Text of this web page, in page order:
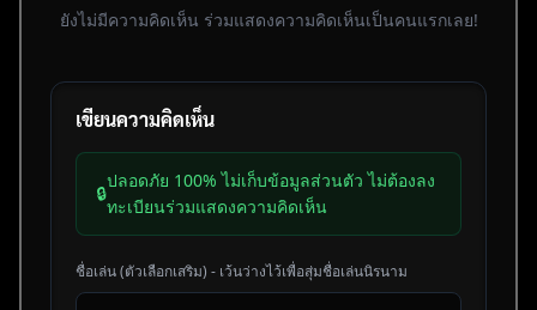
ยังไม่มีความคิดเห็น ร่วมแสดงความคิดเห็นเป็นคนแรกเลย!
เขียนความคิดเห็น
🔒
ปลอดภัย 100% ไม่เก็บข้อมูลส่วนตัว ไม่ต้องลง
ทะเบียนร่วมแสดงความคิดเห็น
ชื่อเล่น (ตัวเลือกเสริม) - เว้นว่างไว้เพื่อสุ่มชื่อเล่นนิรนาม